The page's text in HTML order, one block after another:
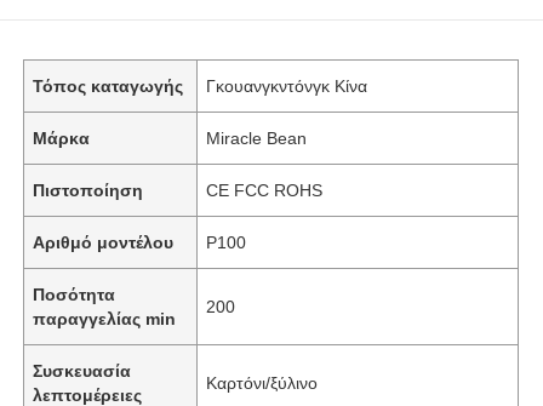
Τόπος καταγωγής Γκουανγκντόνγκ Κίνα
Μάρκα Miracle Bean
Πιστοποίηση CE FCC ROHS
Αριθμό μοντέλου P100
Ποσότητα
παραγγελίας min
200
Συσκευασία
λεπτομέρειες
Καρτόνι/ξύλινο